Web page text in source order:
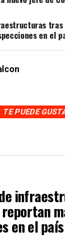
en el
TE PUEDE
en el país